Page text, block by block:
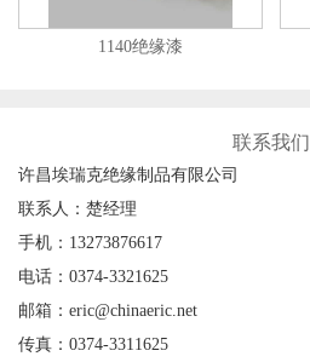
1140绝缘漆
联系我们
许昌埃瑞克绝缘制品有限公司
联系人：楚经理
手机：13273876617
电话：0374-3321625
邮箱：eric@chinaeric.net
传真：0374-3311625